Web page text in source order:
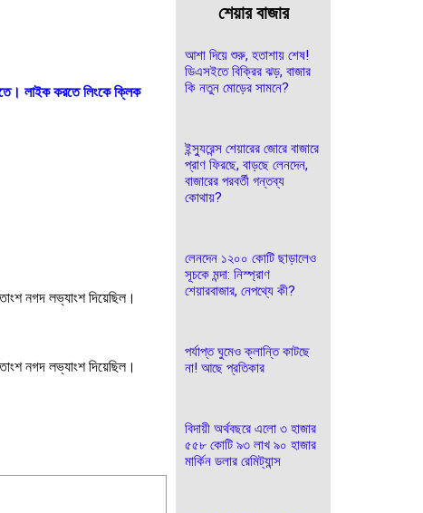
লাইক করতে লিংকে ক্লিক
নগদ লভ্যাংশ দিয়েছিল।
নগদ লভ্যাংশ দিয়েছিল।
শেয়ার বাজার
আশা দিয়ে শুরু, হতাশায় শেষ!
ডিএসইতে বিক্রির ঝড়, বাজার
কি নতুন মোড়ের সামনে?
ইন্স্যুরেন্স শেয়ারের জোরে বাজারে
প্রাণ ফিরছে, বাড়ছে লেনদেন,
বাজারের পরবর্তী গন্তব্য
কোথায়?
লেনদেন ১২০০ কোটি ছাড়ালেও
সূচকে মন্দা: নিস্প্রাণ
শেয়ারবাজার, নেপথ্যে কী?
পর্যাপ্ত ঘুমেও ক্লান্তি কাটছে
না! আছে প্রতিকার
বিদায়ী অর্থবছরে এলো ৩ হাজার
৫৫৮ কোটি ৯৩ লাখ ৯০ হাজার
মার্কিন ডলার রেমিট্যান্স